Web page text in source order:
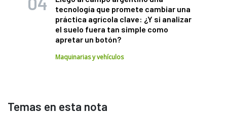
tecnología que promete cambiar una
práctica agrícola clave: ¿Y si analizar
el suelo fuera tan simple como
apretar un botón?
Maquinarias y vehículos
Temas en esta nota